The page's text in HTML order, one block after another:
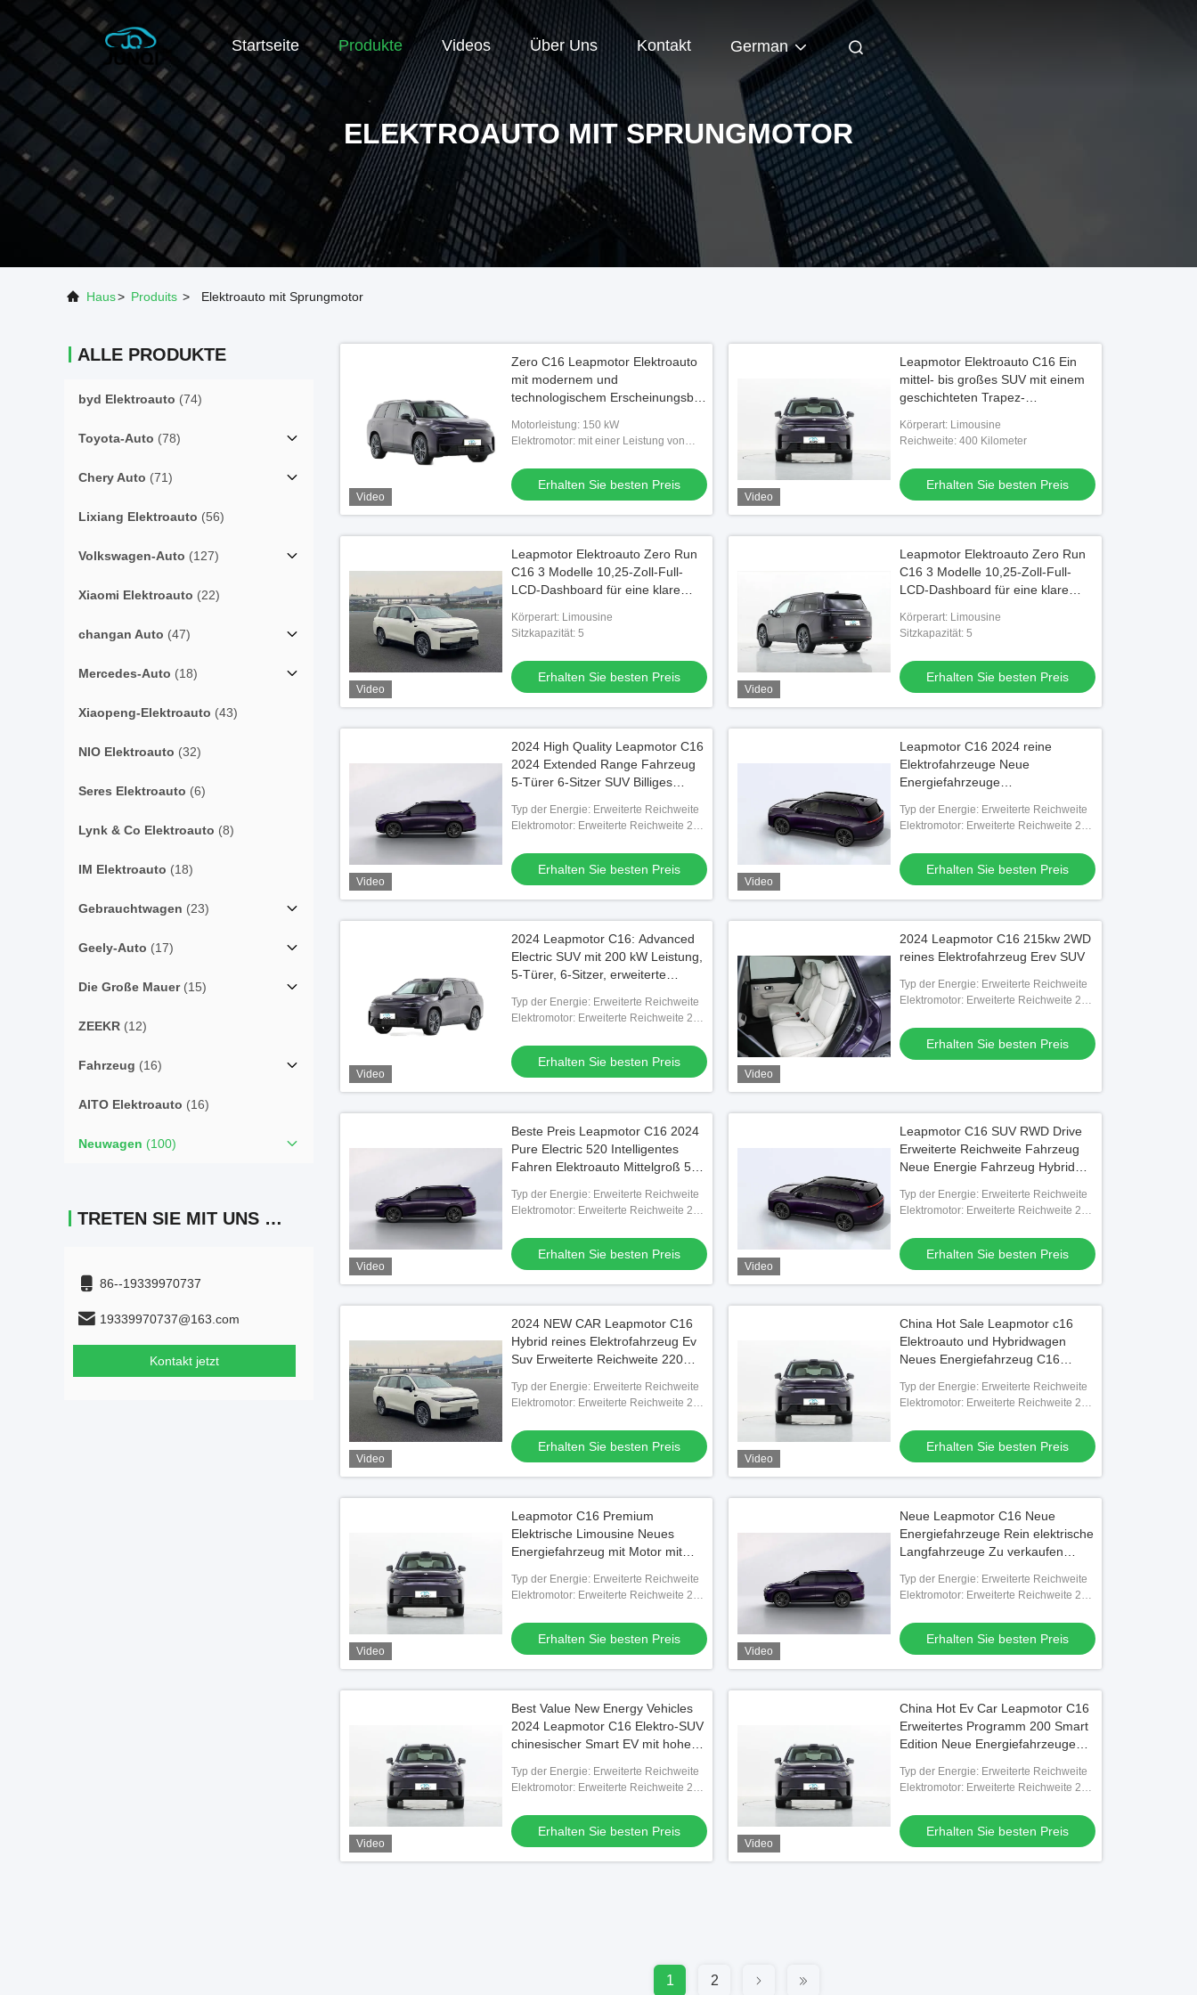
Startseite Produkte Videos Über Uns Kontakt German
ELEKTROAUTO MIT SPRUNGMOTOR
Haus> Produits > Elektroauto mit Sprungmotor
ALLE PRODUKTE
byd Elektroauto (74)
Toyota-Auto (78)
Chery Auto (71)
Lixiang Elektroauto (56)
Volkswagen-Auto (127)
Xiaomi Elektroauto (22)
changan Auto (47)
Mercedes-Auto (18)
Xiaopeng-Elektroauto (43)
NIO Elektroauto (32)
Seres Elektroauto (6)
Lynk & Co Elektroauto (8)
IM Elektroauto (18)
Gebrauchtwagen (23)
Geely-Auto (17)
Die Große Mauer(15)
ZEEKR (12)
Fahrzeug (16)
AITO Elektroauto (16)
Neuwagen (100)
TRETEN SIE MIT UNS IN VERBINDUNG
86--19339970737
19339970737@163.com
Kontakt jetzt
Video
Zero C16 Leapmotor Elektroauto
mit modernem und
technologischem Erscheinungsbild
einzigartiges Hecklichtdesign
Motorleistung: 150 kW
Elektromotor: mit einer Leistung von
Erhalten Sie besten Preis
Video
Leapmotor Elektroauto C16 Ein
mittel- bis großes SUV mit einem
geschichteten Trapez-
Karosseriefarbenoptionen
Körperart: Limousine
Reichweite: 400 Kilometer
Erhalten Sie besten Preis
Video
Leapmotor Elektroauto Zero Run
C16 3 Modelle 10,25-Zoll-Full-
LCD-Dashboard für eine klare
Körperart: Limousine
Sitzkapazität: 5
Erhalten Sie besten Preis
Video
Leapmotor Elektroauto Zero Run
C16 3 Modelle 10,25-Zoll-Full-
LCD-Dashboard für eine klare
Körperart: Limousine
Sitzkapazität: 5
Erhalten Sie besten Preis
Video
2024 High Quality Leapmotor C16
2024 Extended Range Fahrzeug
5-Türer 6-Sitzer SUV Billiges
Typ der Energie: Erweiterte Reichweite
Elektromotor: Erweiterte Reichweite 231
Erhalten Sie besten Preis
Video
Leapmotor C16 2024 reine
Elektrofahrzeuge Neue
Energiefahrzeuge
Verkauf Hybridfahrzeuge
Typ der Energie: Erweiterte Reichweite
Elektromotor: Erweiterte Reichweite 231
Erhalten Sie besten Preis
Video
2024 Leapmotor C16: Advanced
Electric SUV mit 200 kW Leistung,
5-Türer, 6-Sitzer, erweiterte
Typ der Energie: Erweiterte Reichweite
Elektromotor: Erweiterte Reichweite 231
Erhalten Sie besten Preis
Video
2024 Leapmotor C16 215kw 2WD
reines Elektrofahrzeug Erev SUV
Typ der Energie: Erweiterte Reichweite
Elektromotor: Erweiterte Reichweite 231
Erhalten Sie besten Preis
Video
Beste Preis Leapmotor C16 2024
Pure Electric 520 Intelligentes
Fahren Elektroauto Mittelgroß 5
Typ der Energie: Erweiterte Reichweite
Elektromotor: Erweiterte Reichweite 231
Erhalten Sie besten Preis
Video
Leapmotor C16 SUV RWD Drive
Erweiterte Reichweite Fahrzeug
Neue Energie Fahrzeug Hybrid
Typ der Energie: Erweiterte Reichweite
Elektromotor: Erweiterte Reichweite 231
Erhalten Sie besten Preis
Video
2024 NEW CAR Leapmotor C16
Hybrid reines Elektrofahrzeug Ev
Suv Erweiterte Reichweite 220
Typ der Energie: Erweiterte Reichweite
Elektromotor: Erweiterte Reichweite 231
Erhalten Sie besten Preis
Video
China Hot Sale Leapmotor c16
Elektroauto und Hybridwagen
Neues Energiefahrzeug C16
Erwachsene
Typ der Energie: Erweiterte Reichweite
Elektromotor: Erweiterte Reichweite 231
Erhalten Sie besten Preis
Video
Leapmotor C16 Premium
Elektrische Limousine Neues
Energiefahrzeug mit Motor mit
Typ der Energie: Erweiterte Reichweite
Elektromotor: Erweiterte Reichweite 231
Erhalten Sie besten Preis
Video
Neue Leapmotor C16 Neue
Energiefahrzeuge Rein elektrische
Langfahrzeuge Zu verkaufen
Typ der Energie: Erweiterte Reichweite
Elektromotor: Erweiterte Reichweite 231
Erhalten Sie besten Preis
Video
Best Value New Energy Vehicles
2024 Leapmotor C16 Elektro-SUV
chinesischer Smart EV mit hoher
Typ der Energie: Erweiterte Reichweite
Elektromotor: Erweiterte Reichweite 231
Erhalten Sie besten Preis
Video
China Hot Ev Car Leapmotor C16
Erweitertes Programm 200 Smart
Edition Neue Energiefahrzeuge
Verkauf
Typ der Energie: Erweiterte Reichweite
Elektromotor: Erweiterte Reichweite 231
Erhalten Sie besten Preis
1 2